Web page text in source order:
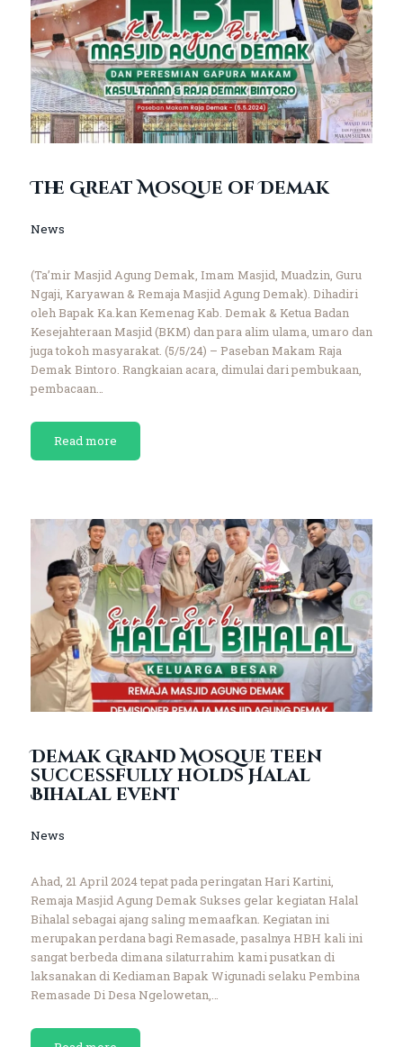
The Great Mosque of Demak
News
(Ta’mir Masjid Agung Demak, Imam Masjid, Muadzin, Guru
Ngaji, Karyawan & Remaja Masjid Agung Demak). Dihadiri
oleh Bapak Ka.kan Kemenag Kab. Demak & Ketua Badan
Kesejahteraan Masjid (BKM) dan para alim ulama, umaro dan
juga tokoh masyarakat. (5/5/24) – Paseban Makam Raja
Demak Bintoro. Rangkaian acara, dimulai dari pembukaan,
pembacaan…
Read more
Demak Grand Mosque teen
successfully holds Halal
Bihalal event
News
Ahad, 21 April 2024 tepat pada peringatan Hari Kartini,
Remaja Masjid Agung Demak Sukses gelar kegiatan Halal
Bihalal sebagai ajang saling memaafkan. Kegiatan ini
merupakan perdana bagi Remasade, pasalnya HBH kali ini
sangat berbeda dimana silaturrahim kami pusatkan di
laksanakan di Kediaman Bapak Wigunadi selaku Pembina
Remasade Di Desa Ngelowetan,…